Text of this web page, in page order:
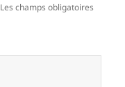
Les champs obligatoires